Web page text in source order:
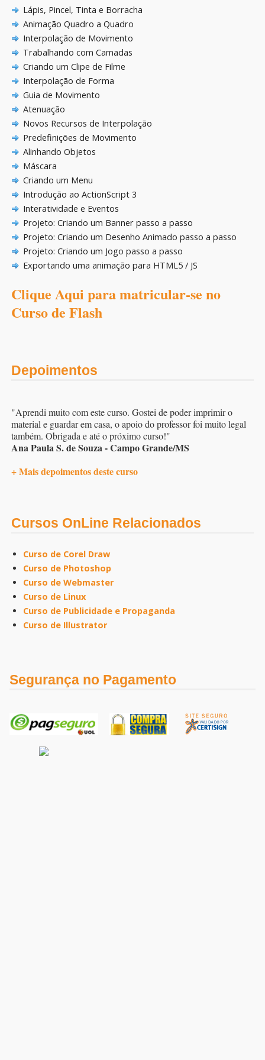
Lápis, Pincel, Tinta e Borracha
Animação Quadro a Quadro
Interpolação de Movimento
Trabalhando com Camadas
Criando um Clipe de Filme
Interpolação de Forma
Guia de Movimento
Atenuação
Novos Recursos de Interpolação
Predefinições de Movimento
Alinhando Objetos
Máscara
Criando um Menu
Introdução ao ActionScript 3
Interatividade e Eventos
Projeto: Criando um Banner passo a passo
Projeto: Criando um Desenho Animado passo a passo
Projeto: Criando um Jogo passo a passo
Exportando uma animação para HTML5 / JS
Clique Aqui para matricular-se no
Curso de Flash
Depoimentos
"Aprendi muito com este curso. Gostei de poder imprimir o
material e guardar em casa, o apoio do professor foi muito legal
também. Obrigada e até o próximo curso!"
Ana Paula S. de Souza - Campo Grande/MS
+ Mais depoimentos deste curso
Cursos OnLine Relacionados
Curso de Corel Draw
Curso de Photoshop
Curso de Webmaster
Curso de Linux
Curso de Publicidade e Propaganda
Curso de Illustrator
Segurança no Pagamento